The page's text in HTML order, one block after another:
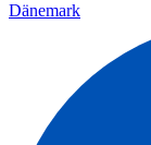
Dänemark